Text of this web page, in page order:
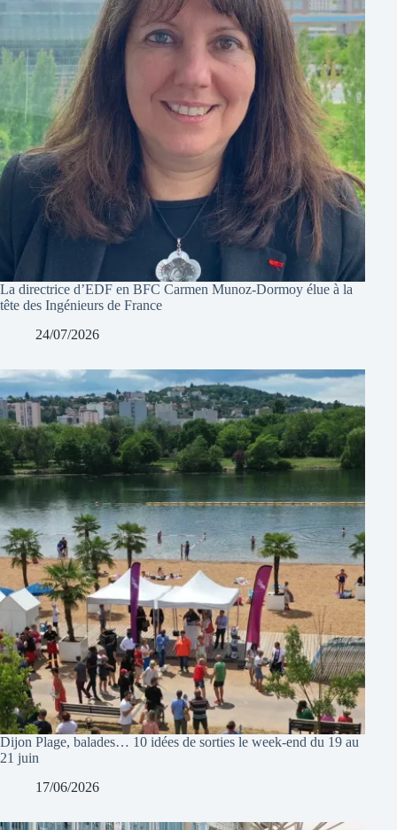
La directrice d’EDF en BFC Carmen Munoz-Dormoy élue à la
tête des Ingénieurs de France
24/07/2026
Dijon Plage, balades… 10 idées de sorties le week-end du 19 au
21 juin
17/06/2026